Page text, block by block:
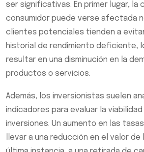
ser significativas. En primer lugar, la
consumidor puede verse afectada
clientes potenciales tienden a
historial de rendimiento deficiente,
resultar en una disminución en la
productos o servicios.
Además, los inversionistas suelen
indicadores para evaluar la
inversiones. Un aumento en las
llevar a una reducción en el valor de